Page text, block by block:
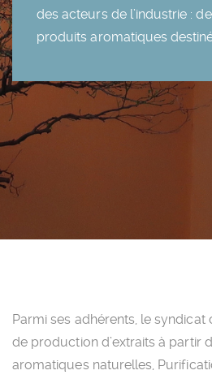
des acteurs de l’industrie :
produits aromatiques
Parmi ses adhérents, le
de production d’extraits à partir
aromatiques naturelles,